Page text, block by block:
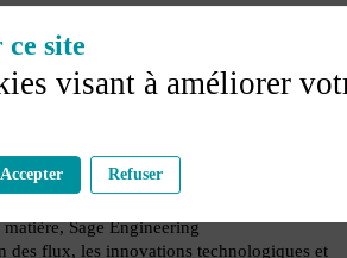
COUDRAY, Avocate Associée, Coudray
Sage Engineering
des flux, les innovations technologiques et
ce site
visant à améliorer
Accepter Refuser